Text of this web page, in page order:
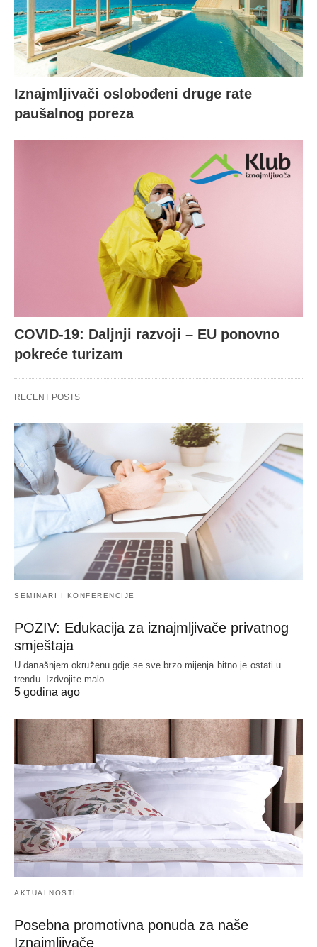
Iznajmljivači oslobođeni druge rate
paušalnog poreza
COVID-19: Daljnji razvoji – EU ponovno
pokreće turizam
RECENT POSTS
SEMINARI I KONFERENCIJE
POZIV: Edukacija za iznajmljivače privatnog
smještaja
U današnjem okruženu gdje se sve brzo mijenja bitno je ostati u
trendu. Izdvojite malo…
5 godina ago
AKTUALNOSTI
Posebna promotivna ponuda za naše
Iznajmljivače